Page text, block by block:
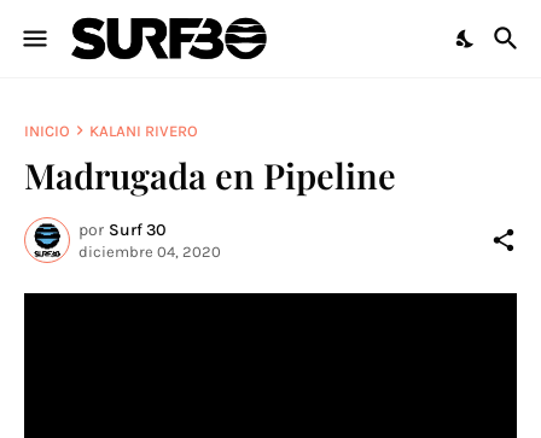
INICIO KALANI RIVERO
Madrugada en Pipeline
por Surf 30
diciembre 04, 2020